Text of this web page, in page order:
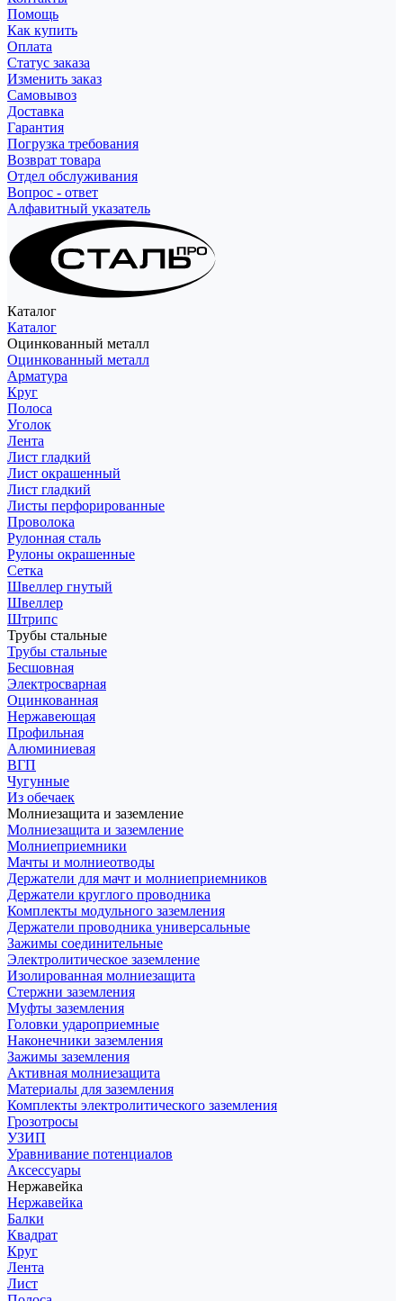
Помощь
Как купить
Оплата
Статус заказа
Изменить заказ
Самовывоз
Доставка
Гарантия
Погрузка требования
Возврат товара
Отдел обслуживания
Вопрос - ответ
Алфавитный указатель
Каталог
Каталог
Оцинкованный металл
Оцинкованный металл
Арматура
Круг
Полоса
Уголок
Лента
Лист гладкий
Лист окрашенный
Лист гладкий
Листы перфорированные
Проволока
Рулонная сталь
Рулоны окрашенные
Сетка
Швеллер гнутый
Швеллер
Штрипс
Трубы стальные
Трубы стальные
Бесшовная
Электросварная
Оцинкованная
Нержавеющая
Профильная
Алюминиевая
ВГП
Чугунные
Из обечаек
Молниезащита и заземление
Молниезащита и заземление
Молниеприемники
Мачты и молниеотводы
Держатели для мачт и молниеприемников
Держатели круглого проводника
Комплекты модульного заземления
Держатели проводника универсальные
Зажимы соединительные
Электролитическое заземление
Изолированная молниезащита
Стержни заземления
Муфты заземления
Головки удароприемные
Наконечники заземления
Зажимы заземления
Активная молниезащита
Материалы для заземления
Комплекты электролитического заземления
Грозотросы
УЗИП
Уравнивание потенциалов
Аксессуары
Нержавейка
Нержавейка
Балки
Квадрат
Круг
Лента
Лист